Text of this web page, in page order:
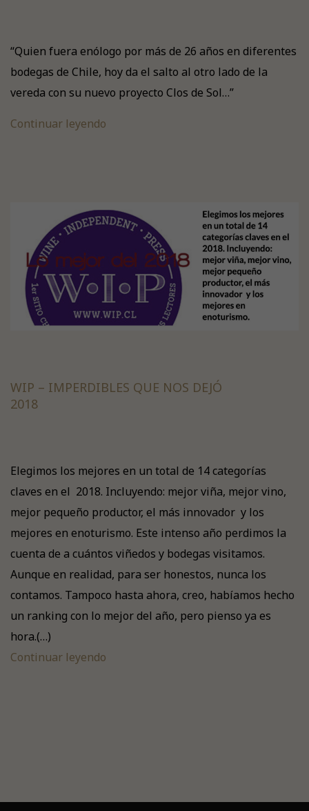
“Quien fuera enólogo por más de 26 años en diferentes
bodegas de Chile, hoy da el salto al otro lado de la
vereda con su nuevo proyecto Clos de Sol…”
Continuar leyendo
WIP – IMPERDIBLES QUE NOS DEJÓ
2018
Elegimos los mejores en un total de 14 categorías
claves en el 2018. Incluyendo: mejor viña, mejor vino,
mejor pequeño productor, el más innovador y los
mejores en enoturismo. Este intenso año perdimos la
cuenta de a cuántos viñedos y bodegas visitamos.
Aunque en realidad, para ser honestos, nunca los
contamos. Tampoco hasta ahora, creo, habíamos hecho
un ranking con lo mejor del año, pero pienso ya es
hora.(…)
Continuar leyendo